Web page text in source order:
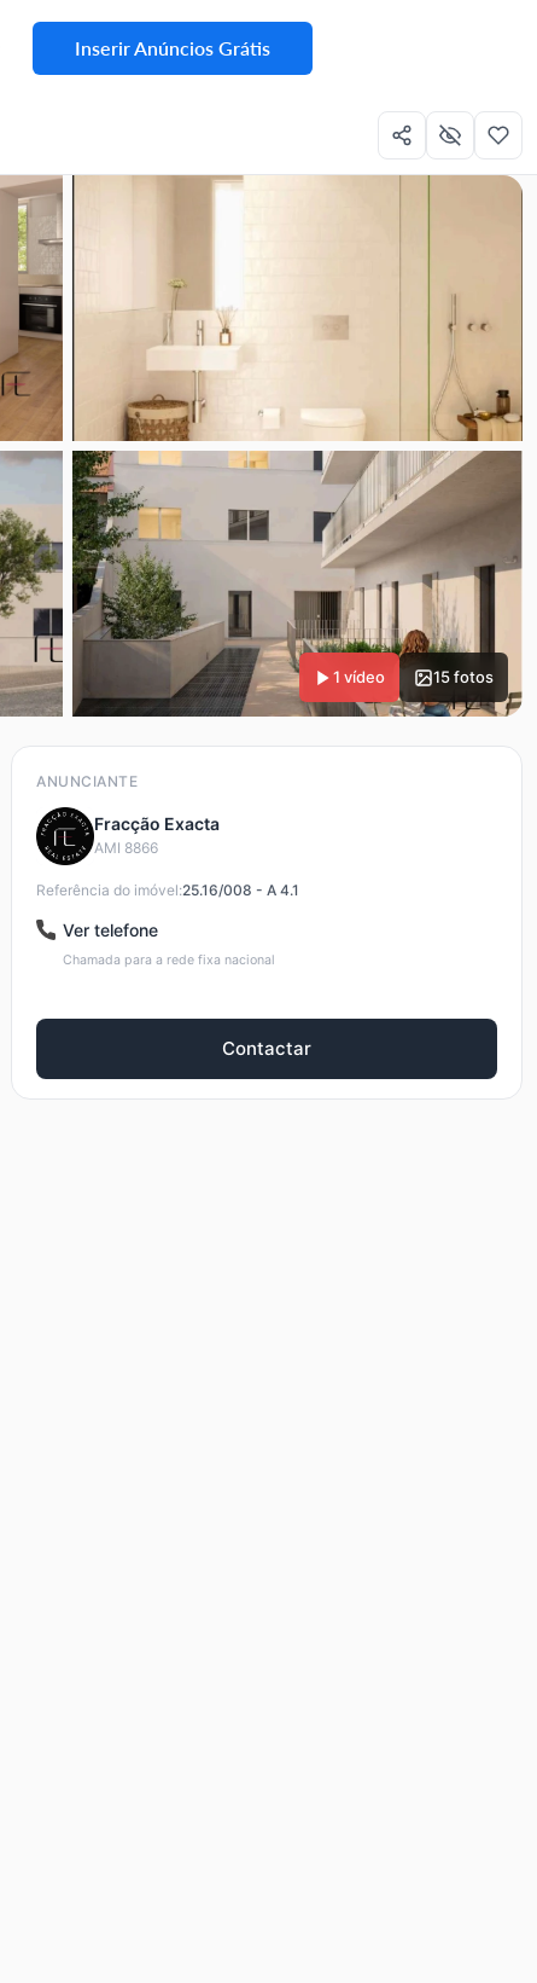
Inserir Anúncios Grátis
1 vídeo 15 fotos
ANUNCIANTE
Fracção Exacta
AMI 8866
Referência do imóvel:25.16/008 - A 4.1
Ver telefone
Chamada para a rede fixa nacional
Contactar